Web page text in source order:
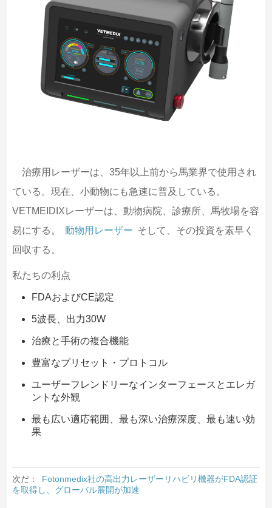
治療用レーザーは、35年以上前から馬業界で使用され
ている。現在、小動物にも急速に普及している。
VETMEIDIXレーザーは、動物病院、診療所、馬牧場を容
易にする。
動物用レーザー そして、その投資を素早く
回収する。
私たちの利点
FDAおよびCE認定
5波長、出力30W
治療と手術の複合機能
豊富なプリセット・プロトコル
ユーザーフレンドリーなインターフェースとエレガ
ントな外観
最も広い適応範囲、最も深い治療深度、最も速い効
果
次だ：
Fotonmedix社の高出力レーザーリハビリ機器がFDA認証
を取得し、グローバル展開が加速